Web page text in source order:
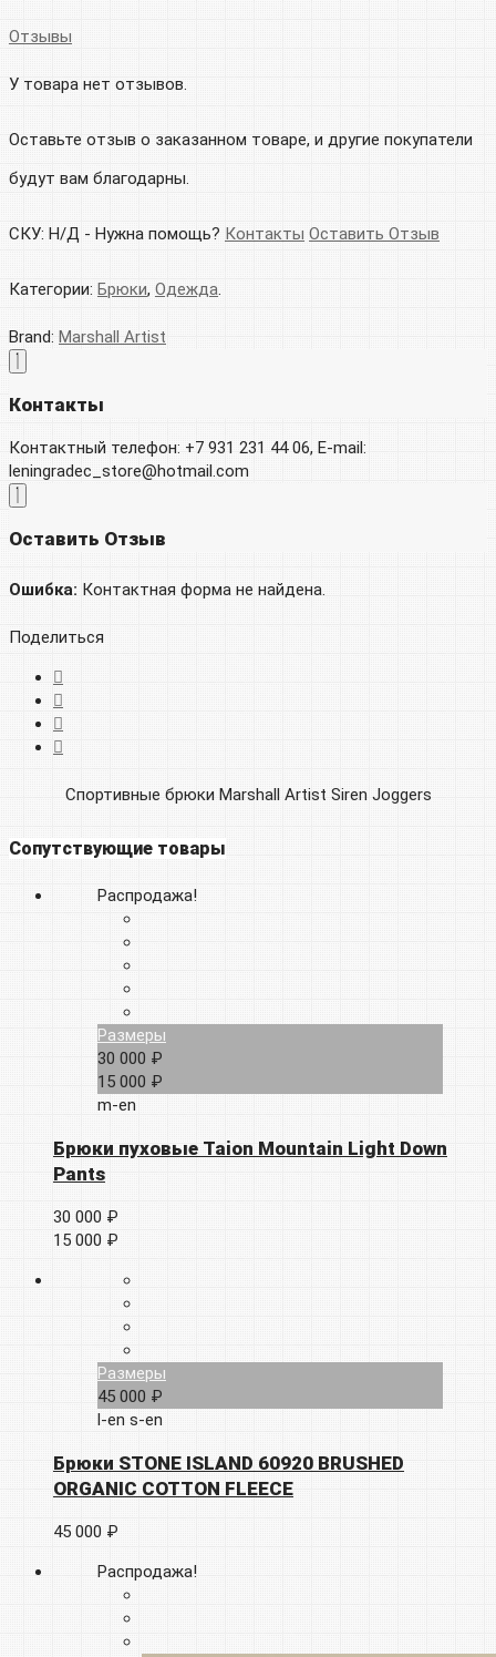
Отзывы
У товара нет отзывов.
Оставьте отзыв о заказанном товаре, и другие покупатели
будут вам благодарны.
СКУ: Н/Д - Нужна помощь? Контакты Оставить Отзыв
Категории: Брюки, Одежда.
Brand: Marshall Artist
Контакты
Контактный телефон: +7 931 231 44 06, E-mail:
leningradec_store@hotmail.com
Оставить Отзыв
Ошибка: Контактная форма не найдена.
Поделиться
Спортивные брюки Marshall Artist Siren Joggers
Сопутствующие товары
Распродажа!
Размеры
30 000 ₽
15 000 ₽
m-en
Брюки пуховые Taion Mountain Light Down
Pants
30 000 ₽
15 000 ₽
Размеры
45 000 ₽
l-en s-en
Брюки STONE ISLAND 60920 BRUSHED
ORGANIC COTTON FLEECE
45 000 ₽
Распродажа!